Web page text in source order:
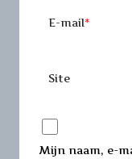
E-mail*
Site
Mijn naam, e-